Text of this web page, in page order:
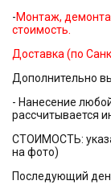
-Монтаж,
стоимость.
Доставка (по
Дополнительно
- Нанесение
рассчитывается
СТОИМОСТЬ:
на фото)
Последующий